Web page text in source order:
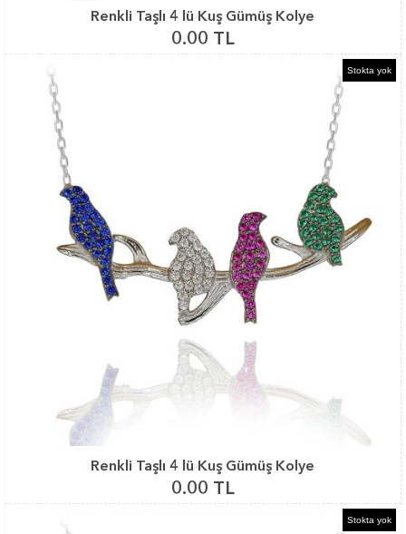
Renkli Taşlı 4 lü Kuş Gümüş Kolye
0.00 TL
Stokta yok
Renkli Taşlı 4 lü Kuş Gümüş Kolye
0.00 TL
Stokta yok